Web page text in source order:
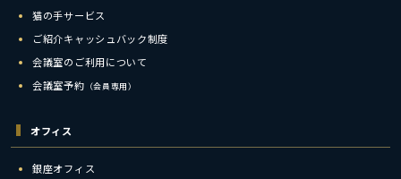
猫の手サービス
ご紹介キャッシュバック制度
会議室のご利用について
会議室予約 （会員専用）
オフィス
銀座オフィス